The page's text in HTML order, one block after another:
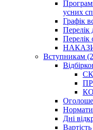
усних
Графік
Перелік
Перелік
Вступникам
Дні